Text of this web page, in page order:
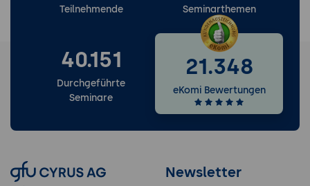
Teilnehmende Seminarthemen
40.151
Durchgeführte
Seminare
21.348
eKomi Bewertungen
Newsletter